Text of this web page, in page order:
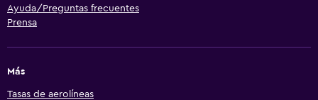
Ayuda/Preguntas frecuentes
Prensa
Más
Tasas de aerolíneas